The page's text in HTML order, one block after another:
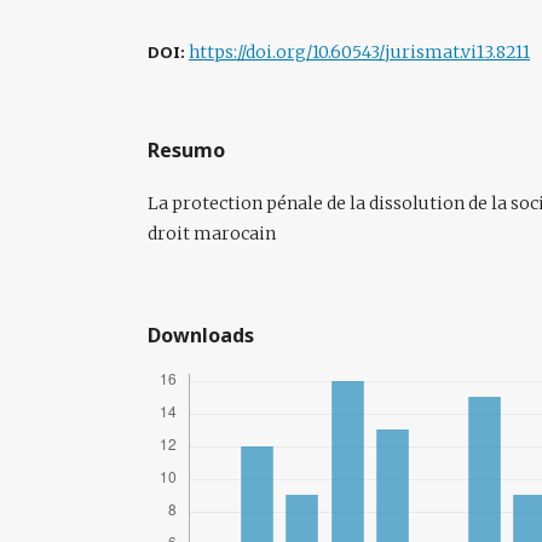
DOI: https://doi.org/10.60543/jurismat.vi13.8211
Resumo
La protection pénale de la dissolution de la
droit marocain
Downloads